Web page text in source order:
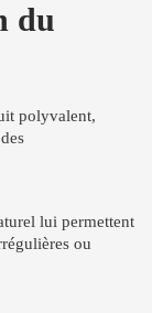
du
polyvalent,
lui permettent
ou